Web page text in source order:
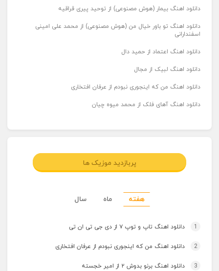
دانلود اهنگ بیمار (هوش مصنوعی) از توحید پیری قراقیه
دانلود اهنگ تو باور خیال من (هوش مصنوعی) از محمد علی امینی
اسفندارانی
دانلود اهنگ اعتماد از حمید دال
دانلود اهنگ لبیک از مجال
دانلود اهنگ من که اینجوری نبودم از عرفان افتخاری
دانلود اهنگ آهای فلک از محمد میوه چیان
پربازدید موزیک ها
هفته ماه سال
1 دانلود اهنگ تاپ و توپ ۷ از دی جی تی ان تی
2 دانلود اهنگ من که اینجوری نبودم از عرفان افتخاری
3 دانلود اهنگ برنو بدوش ۲ از امیر خجسته